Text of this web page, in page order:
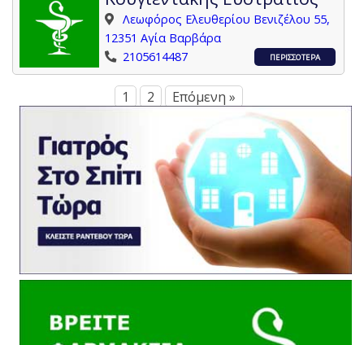
Λεωφόρος Ελευθερίου Βενιζέλου 55,
12351 Αγία Βαρβάρα
2105614487
ΠΕΡΙΣΣΟΤΕΡΑ
1 2 Επόμενη »